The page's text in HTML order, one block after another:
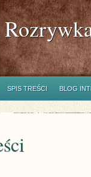
SPIS TREŚCI BLOG